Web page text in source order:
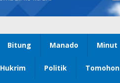
Bitung Manado Minut
Hukrim Politik Tomohon